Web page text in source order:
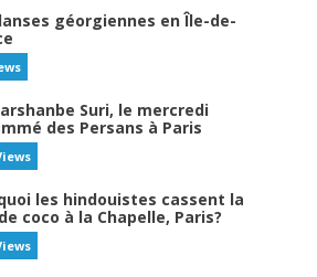
géorgiennes en Île-de-
Suri, le mercredi
des Persans à Paris
les hindouistes cassent la
coco à la Chapelle, Paris?